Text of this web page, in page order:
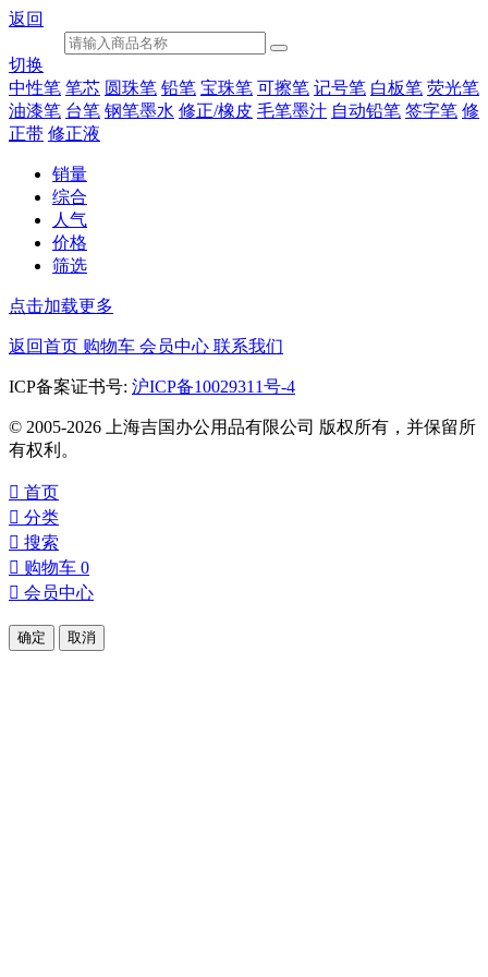
返回
切换
中性笔 笔芯 圆珠笔 铅笔 宝珠笔 可擦笔 记号笔 白板笔 荧光笔
油漆笔 台笔 钢笔墨水 修正/橡皮 毛笔墨汁 自动铅笔 签字笔 修
正带 修正液
销量
综合
人气
价格
筛选
点击加载更多
返回首页 购物车 会员中心 联系我们
ICP备案证书号: 沪ICP备10029311号-4
© 2005-2026 上海吉国办公用品有限公司 版权所有，并保留所
有权利。
 首页
 分类
 搜索
 购物车 0
 会员中心
确定 取消